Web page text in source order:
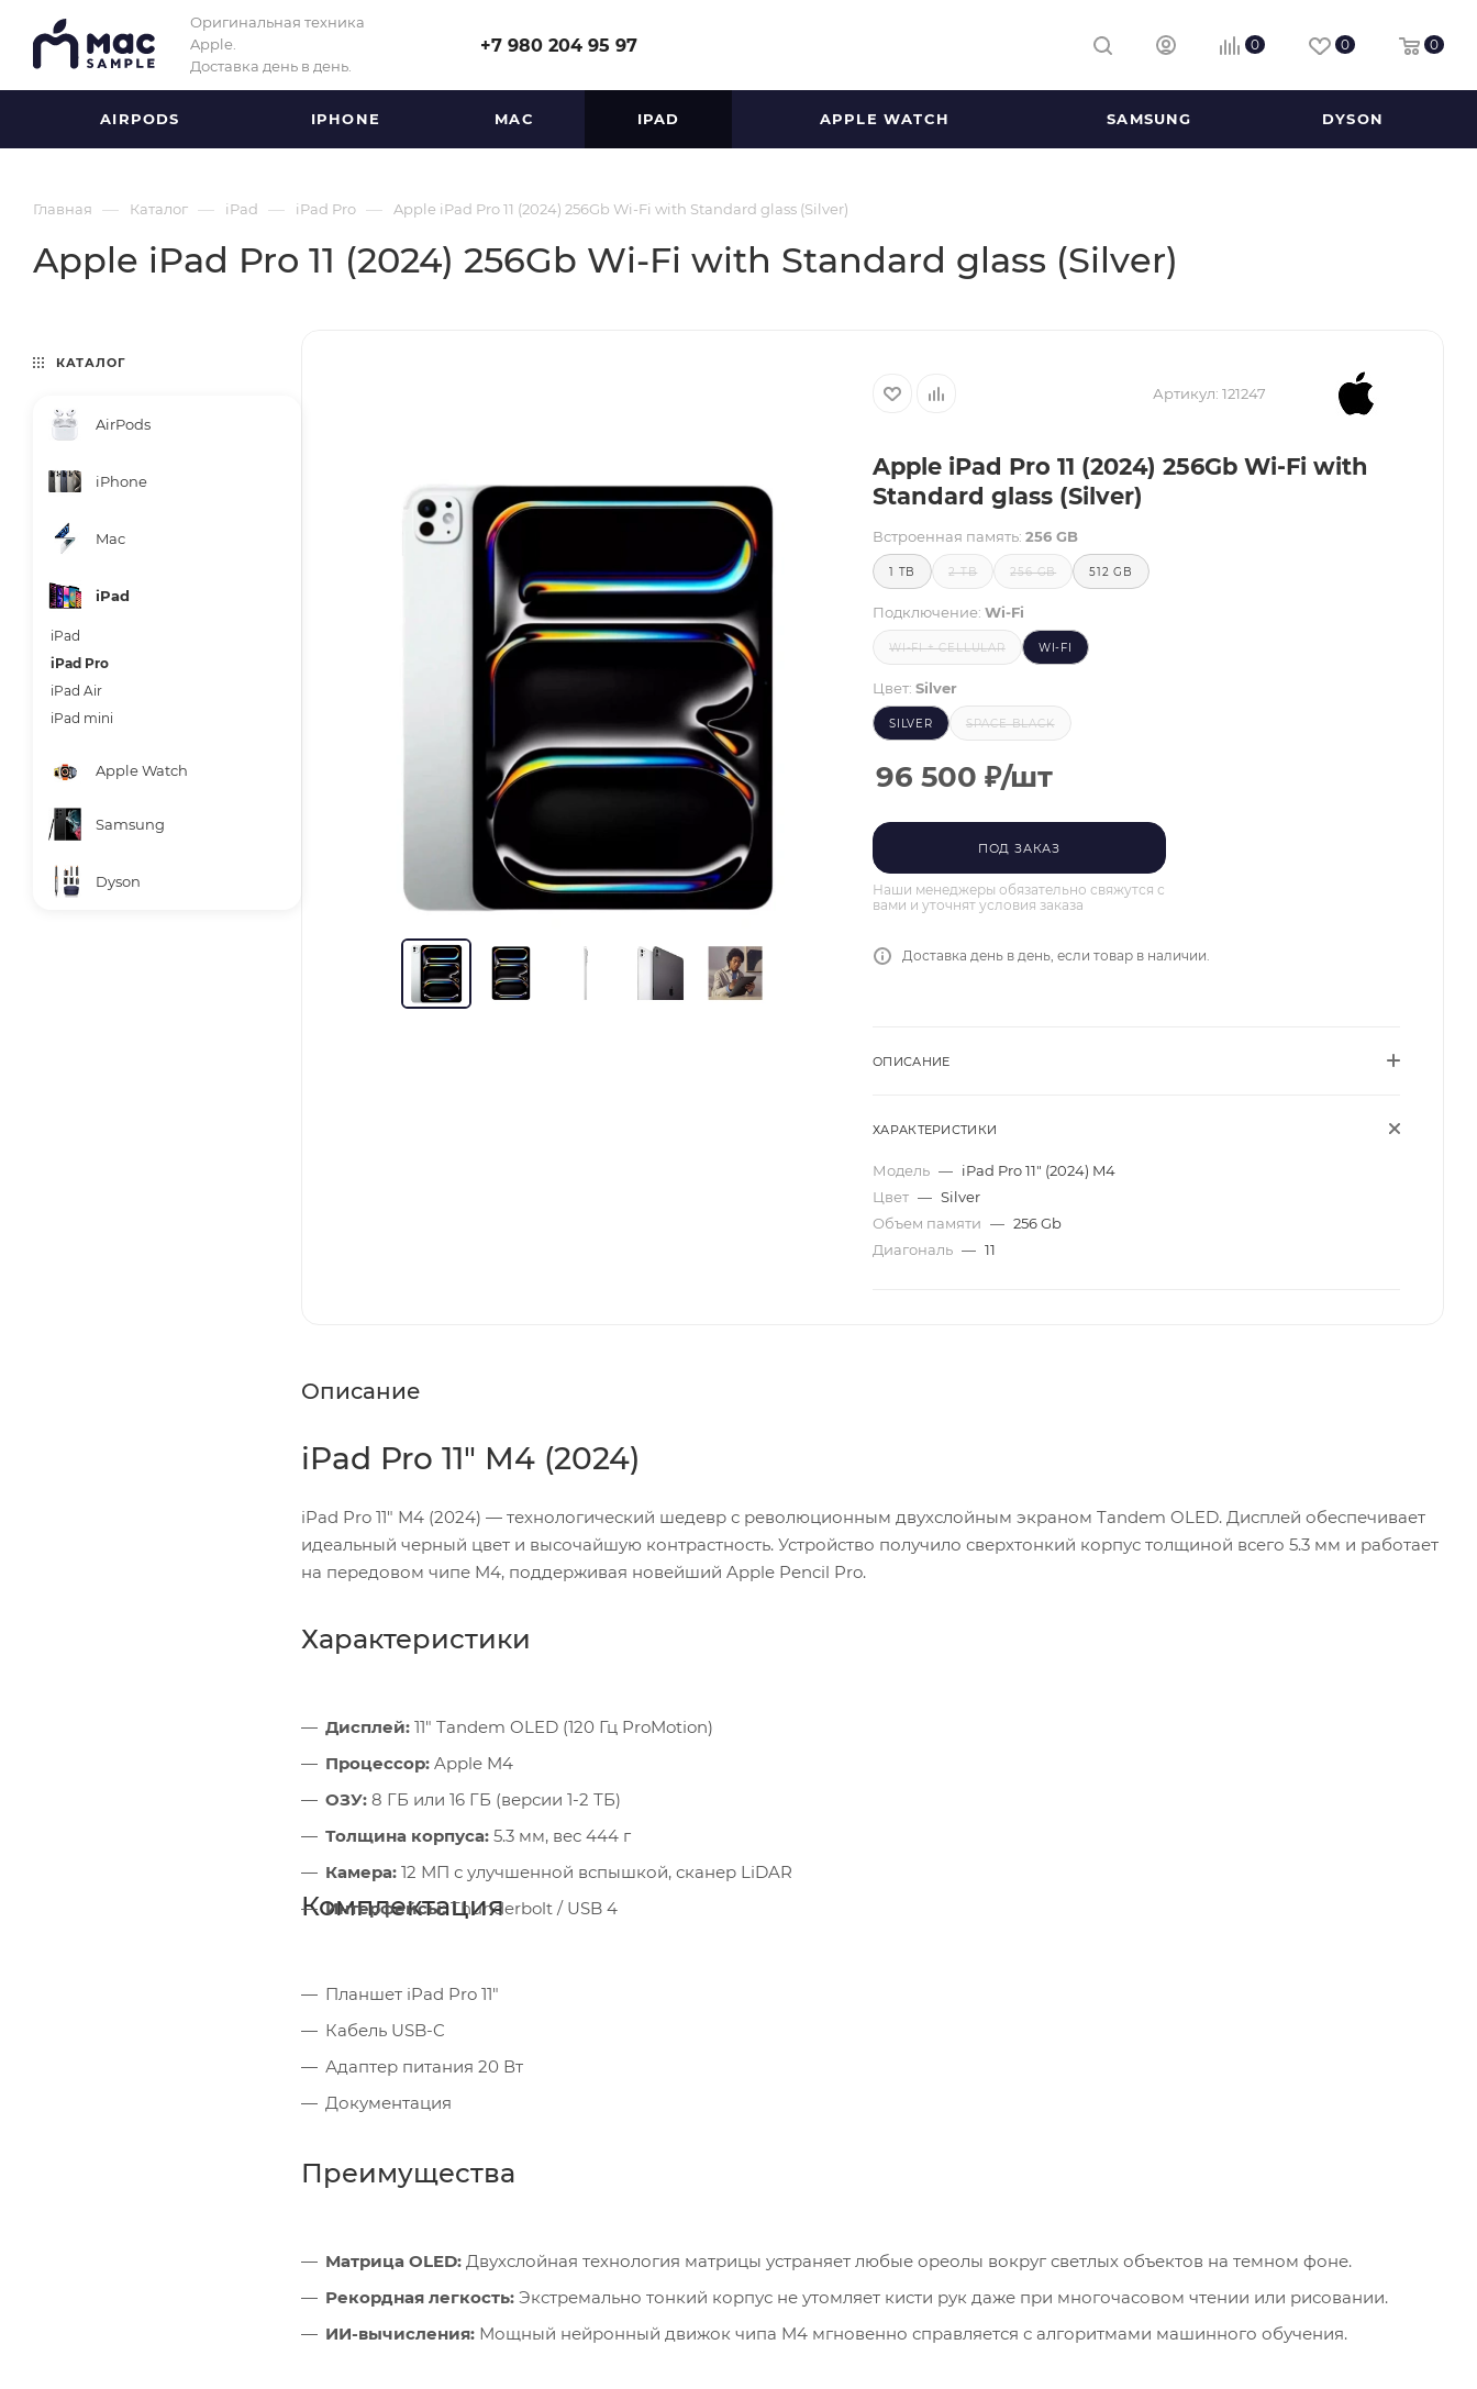
Оригинальная техника
Apple.
Доставка день в день.
+7 980 204 95 97 0 0 0
AIRPODS IPHONE MAC IPAD APPLE WATCH SAMSUNG DYSON
Главная — Каталог — iPad — iPad Pro — Apple iPad Pro 11 (2024) 256Gb Wi-Fi with Standard glass (Silver)
Apple iPad Pro 11 (2024) 256Gb Wi-Fi with Standard glass (Silver)
Артикул: 121247
Apple iPad Pro 11 (2024) 256Gb Wi-Fi with
Standard glass (Silver)
Встроенная память: 256 GB
1 TB 2 TB 256 GB 512 GB
Подключение: Wi-Fi
WI-FI + CELLULAR WI-FI
Цвет: Silver
SILVER SPACE BLACK
96 500 ₽/шт
ПОД ЗАКАЗ
Наши менеджеры обязательно свяжутся с
вами и уточнят условия заказа
Доставка день в день, если товар в наличии.
ОПИСАНИЕ
ХАРАКТЕРИСТИКИ
Модель — iPad Pro 11" (2024) M4
Цвет — Silver
Объем памяти — 256 Gb
Диагональ — 11
Описание
iPad Pro 11" M4 (2024)
iPad Pro 11" M4 (2024) — технологический шедевр с революционным двухслойным экраном Tandem OLED. Дисплей обеспечивает
идеальный черный цвет и высочайшую контрастность. Устройство получило сверхтонкий корпус толщиной всего 5.3 мм и работает
на передовом чипе M4, поддерживая новейший Apple Pencil Pro.
Характеристики
Дисплей: 11" Tandem OLED (120 Гц ProMotion)
Процессор: Apple M4
ОЗУ: 8 ГБ или 16 ГБ (версии 1-2 ТБ)
Толщина корпуса: 5.3 мм, вес 444 г
Камера: 12 МП с улучшенной вспышкой, сканер LiDAR
Интерфейсы:Thunderbolt / USB 4
Комплектация
Планшет iPad Pro 11"
Кабель USB-C
Адаптер питания 20 Вт
Документация
Преимущества
Матрица OLED: Двухслойная технология матрицы устраняет любые ореолы вокруг светлых объектов на темном фоне.
Рекордная легкость: Экстремально тонкий корпус не утомляет кисти рук даже при многочасовом чтении или рисовании.
ИИ-вычисления: Мощный нейронный движок чипа M4 мгновенно справляется с алгоритмами машинного обучения.
КАТАЛОГ
AirPods
iPhone
Mac
iPad
iPad
iPad Pro
iPad Air
iPad mini
Apple Watch
Samsung
Dyson